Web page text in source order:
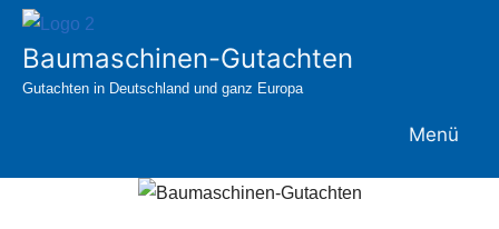
Zum
InhaltBaumaschinen-Gutachten
Gutachten in Deutschland und ganz Europa
Menü